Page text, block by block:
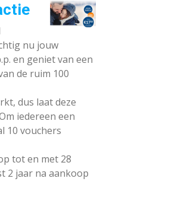
nu jouw
en geniet van een
de ruim 100
dus laat deze
iedereen een
10 vouchers
tot en met 28
2 jaar na aankoop